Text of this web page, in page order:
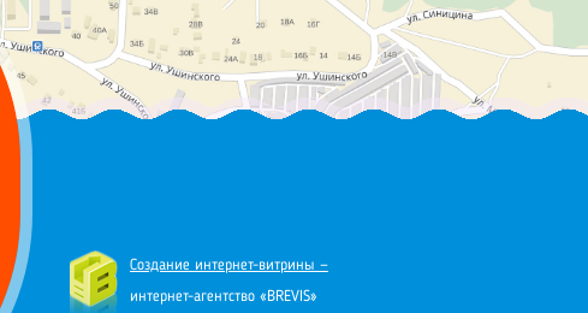
Создание интернет-витрины —
интернет-агентство «BREVIS»